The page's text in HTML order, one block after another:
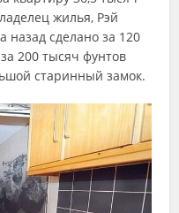
жилья, Рэй
назад сделано за 120
200 тысяч фунтов
старинный замок.